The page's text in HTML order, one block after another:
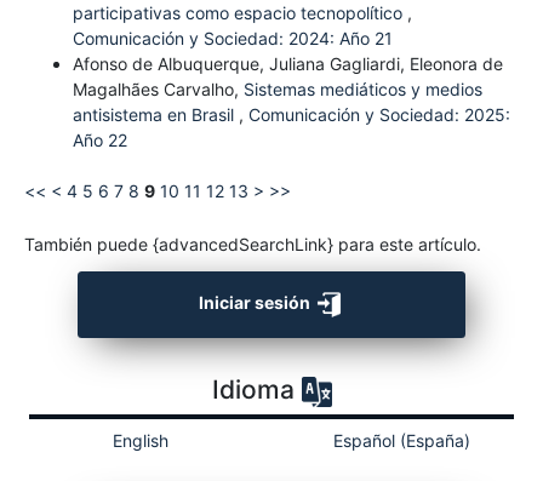
participativas como espacio tecnopolítico ,
Comunicación y Sociedad: 2024: Año 21
Afonso de Albuquerque, Juliana Gagliardi, Eleonora de
Magalhães Carvalho, Sistemas mediáticos y medios
antisistema en Brasil , Comunicación y Sociedad: 2025:
Año 22
<< < 4 5 6 7 8 9 10 11 12 13 > >>
También puede {advancedSearchLink} para este artículo.
Iniciar sesión
Idioma
English Español (España)